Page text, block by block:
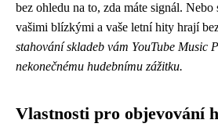
bez ohledu na to, zda máte signál. Nebo
vašimi blízkými a vaše letní hity hrají
stahování skladeb vám YouTube Music
nekonečnému hudebnímu zážitku.
Vlastnosti pro objevování